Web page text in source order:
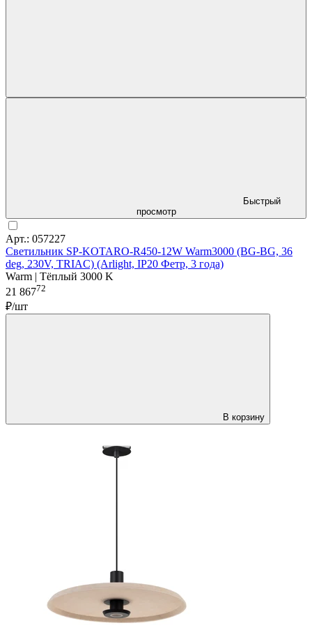
Быстрый
просмотр
Арт.: 057227
Светильник SP-KOTARO-R450-12W Warm3000 (BG-BG, 36
deg, 230V, TRIAC) (Arlight, IP20 Фетр, 3 года)
Warm | Тёплый 3000 K
21 86772
₽/шт
В корзину